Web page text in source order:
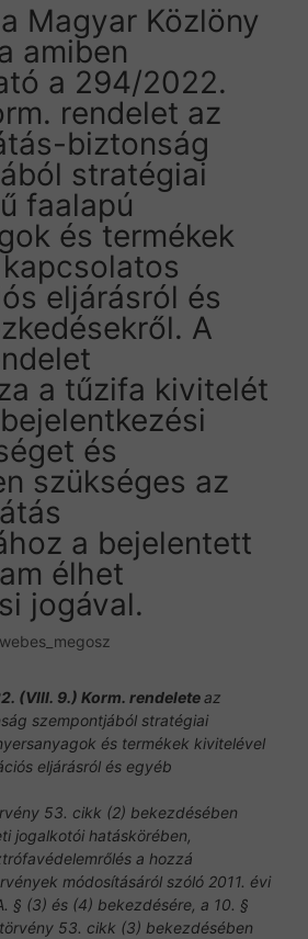
Magyar Közlöny
amiben
a 294/2022.
rendelet az
biztonság
stratégiai
faalapú
és termékek
eljárásról és
A
a tűzifa kivitelét
és
szükséges az
a bejelentett
élhet
jogával.
webes_megosz
(VIII. 9.) Korm. rendeleteaz
szempontjából stratégiai
és termékek kivitelével
eljárásról és egyéb
53. cikk (2) bekezdésében
jogalkotói hatáskörében,
a hozzá
módosításáról szóló 2011. évi
§ (3) és (4) bekezdésére, a 10. §
53. cikk (3) bekezdésében